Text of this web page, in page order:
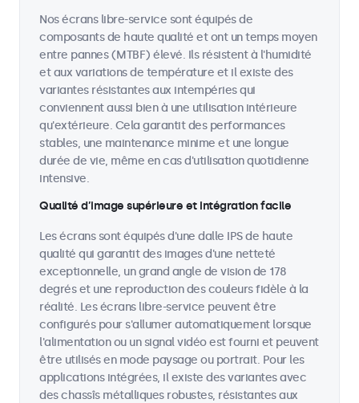
Nos écrans libre-service sont équipés de
composants de haute qualité et ont un temps moyen
entre pannes (MTBF) élevé. Ils résistent à l'humidité
et aux variations de température et il existe des
variantes résistantes aux intempéries qui
conviennent aussi bien à une utilisation intérieure
qu'extérieure. Cela garantit des performances
stables, une maintenance minime et une longue
durée de vie, même en cas d'utilisation quotidienne
intensive.
Qualité d’image supérieure et intégration facile
Les écrans sont équipés d'une dalle IPS de haute
qualité qui garantit des images d'une netteté
exceptionnelle, un grand angle de vision de 178
degrés et une reproduction des couleurs fidèle à la
réalité. Les écrans libre-service peuvent être
configurés pour s'allumer automatiquement lorsque
l'alimentation ou un signal vidéo est fourni et peuvent
être utilisés en mode paysage ou portrait. Pour les
applications intégrées, il existe des variantes avec
des chassîs métalliques robustes, résistantes aux